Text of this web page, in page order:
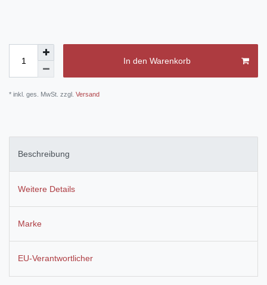
In den Warenkorb
* inkl. ges. MwSt. zzgl. Versand
Beschreibung
Weitere Details
Marke
EU-Verantwortlicher